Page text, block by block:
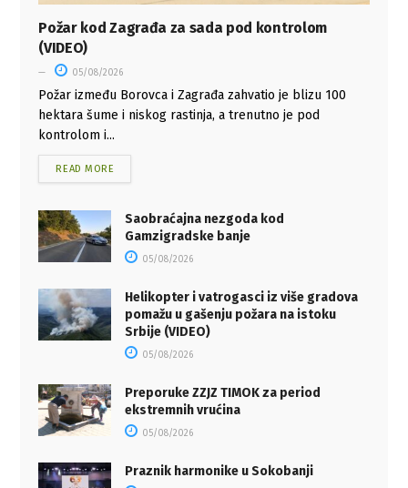
Požar kod Zagrađa za sada pod kontrolom
(VIDEO)
05/08/2026
Požar između Borovca i Zagrađa zahvatio je blizu 100
hektara šume i niskog rastinja, a trenutno je pod
kontrolom i...
READ MORE
Saobraćajna nezgoda kod
Gamzigradske banje
05/08/2026
Helikopter i vatrogasci iz više gradova
pomažu u gašenju požara na istoku
Srbije (VIDEO)
05/08/2026
Preporuke ZZJZ TIMOK za period
ekstremnih vrućina
05/08/2026
Praznik harmonike u Sokobanji